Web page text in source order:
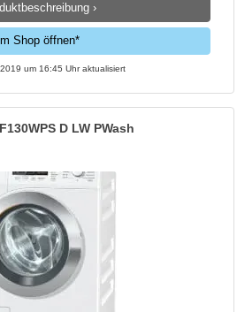
›
Shop öffnen*
um 16:45 Uhr aktualisiert
D LW PWash